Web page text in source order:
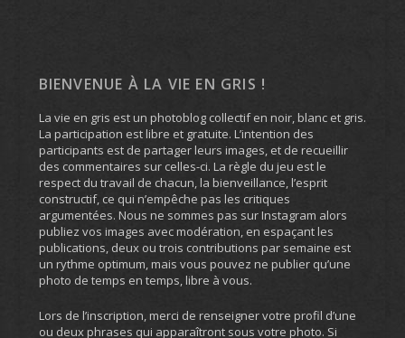
BIENVENUE À LA VIE EN GRIS !
La vie en gris est un photoblog collectif en noir, blanc et gris.
La participation est libre et gratuite. L’intention des
participants est de partager leurs images, et de recueillir
des commentaires sur celles-ci. La règle du jeu est le
respect du travail de chacun, la bienveillance, l’esprit
constructif, ce qui n’empêche pas les critiques
argumentées. Nous ne sommes pas sur Instagram alors
publiez vos images avec modération, en espaçant les
publications, deux ou trois contributions par semaine est
un rythme optimum, mais vous pouvez ne publier qu’une
photo de temps en temps, libre à vous.
Lors de l’inscription, merci de renseigner votre profil d’une
ou deux phrases qui apparaîtront sous votre photo. Si